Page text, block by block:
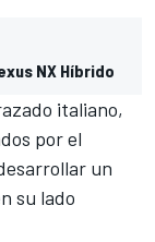
NX Híbrido
italiano,
por el
un
su lado